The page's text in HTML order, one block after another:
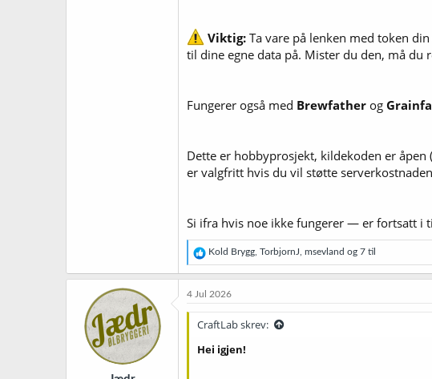
Viktig: Ta vare på lenken med token
til dine egne data på. Mister du den, må
Fungerer også med Brewfather og
Dette er hobbyprosjekt, kildekoden er
er valgfritt hvis du vil støtte
Si ifra hvis noe ikke fungerer — er fortsatt i
R
e
a
k
j
o
e
Kold Brygg, TorbjornJ, msevland og 7 til
4 Jul 2026
CraftLab skrev:
Hei igjen!